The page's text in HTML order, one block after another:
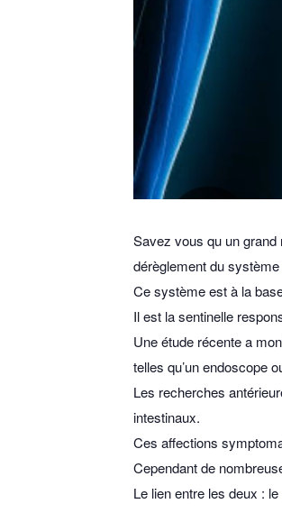
Savez vous qu un grand
dérèglement du
Ce système est à la
Il est la sentinelle
Une étude récente a
telles qu’un endoscope
Les recherches
intestinaux.
Ces affections
Cependant de
Le lien entre les deux :